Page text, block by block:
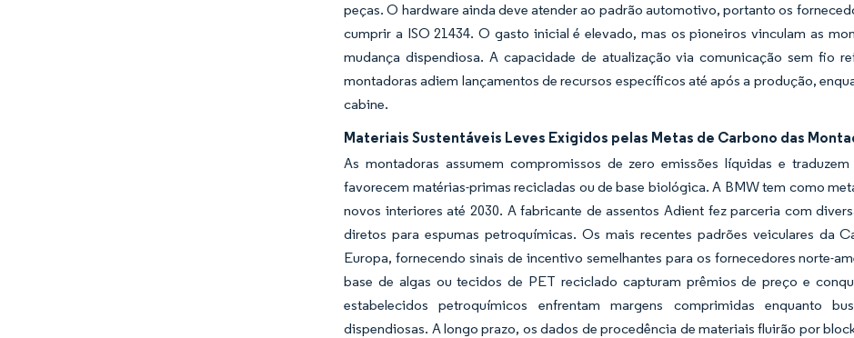
peças. O hardware ainda deve atender ao padrão automotivo, portanto os
cumprir a ISO 21434. O gasto inicial é elevado, mas os pioneiros vinculam as
mudança dispendiosa. A capacidade de atualização via comunicação sem fio
montadoras adiem lançamentos de recursos específicos até após a produção,
cabine.
Materiais Sustentáveis Leves Exigidos pelas Metas de Carbono das
As montadoras assumem compromissos de zero emissões líquidas e
favorecem matérias-primas recicladas ou de base biológica. A BMW tem como
novos interiores até 2030. A fabricante de assentos Adient fez parceria com
diretos para espumas petroquímicas. Os mais recentes padrões veiculares da
Europa, fornecendo sinais de incentivo semelhantes para os fornecedores norte-
base de algas ou tecidos de PET reciclado capturam prêmios de preço e
estabelecidos petroquímicos enfrentam margens comprimidas enquanto
dispendiosas. A longo prazo, os dados de procedência de materiais fluirão por